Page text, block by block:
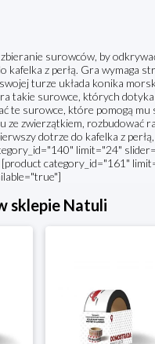
surowców, by
kafelka z perłą. Gra wymaga
turze układa konika
takie surowce, których dotyka
te surowce, które pomogą mu
ze zwierzątkiem, rozbudować
dotrze do kafelka z
limit="24"
category_id="161"
sklepie Natuli